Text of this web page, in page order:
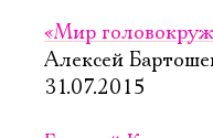
«Мир
Алексей
31.07.2015